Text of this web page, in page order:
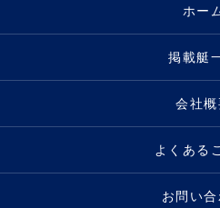
ホー
掲載艇
会社概
よくある
お問い